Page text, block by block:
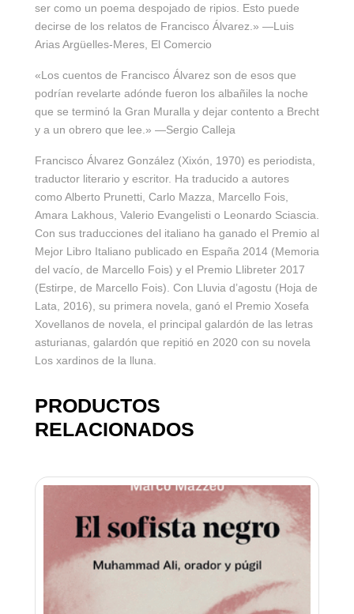
ser como un poema despojado de ripios. Esto puede
decirse de los relatos de Francisco Álvarez.» —Luis
Arias Argüelles-Meres, El Comercio
«Los cuentos de Francisco Álvarez son de esos que
podrían revelarte adónde fueron los albañiles la noche
que se terminó la Gran Muralla y dejar contento a Brecht
y a un obrero que lee.» —Sergio Calleja
Francisco Álvarez González (Xixón, 1970) es periodista,
traductor literario y escritor. Ha traducido a autores
como Alberto Prunetti, Carlo Mazza, Marcello Fois,
Amara Lakhous, Valerio Evangelisti o Leonardo Sciascia.
Con sus traducciones del italiano ha ganado el Premio al
Mejor Libro Italiano publicado en España 2014 (Memoria
del vacío, de Marcello Fois) y el Premio Llibreter 2017
(Estirpe, de Marcello Fois). Con Lluvia d’agostu (Hoja de
Lata, 2016), su primera novela, ganó el Premio Xosefa
Xovellanos de novela, el principal galardón de las letras
asturianas, galardón que repitió en 2020 con su novela
Los xardinos de la lluna.
PRODUCTOS
RELACIONADOS